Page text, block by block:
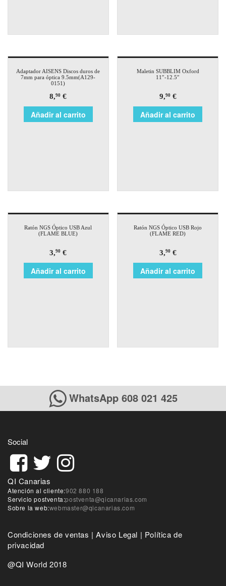
Adaptador AISENS Discos duros de
7mm para óptica 9.5mm(A129-
0151)
8,90 €
Añadir al carrito
Maletin SUBBLIM Oxford
11″-12.5″
9,90€
Añadir al carrito
Ratón NGS Óptico USB Azul
(FLAME BLUE)
3,90 €
Añadir al carrito
Ratón NGS Óptico USB Rojo
(FLAME RED)
3,90€
Añadir al carrito
WhatsApp 608 021 425
Social
QI Canarias
Atención al cliente:902 880 188
Servicio postventa:postventa@qicanarias.com
Sobre la web:webmaster@qicanarias.com
Condiciones de ventas |Aviso Legal | Política de
privacidad
@QI World 2018